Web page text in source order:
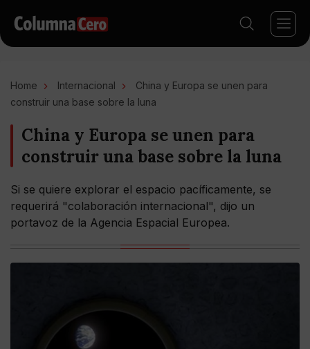
Home Internacional
China y Europa se unen para
construir una base sobre la luna
China y Europa se unen para
construir una base sobre la luna
Si se quiere explorar el espacio pacíficamente, se
requerirá "colaboración internacional", dijo un
portavoz de la Agencia Espacial Europea.